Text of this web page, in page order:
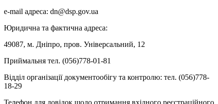
e-mail адреса: dn@dsp.gov.ua
Юридична та фактична адреса:
49087, м. Дніпро, пров. Універсальний, 12
Приймальня тел. (056)778-01-81
Відділ організації документообігу та контролю: тел. (056)778-
18-29